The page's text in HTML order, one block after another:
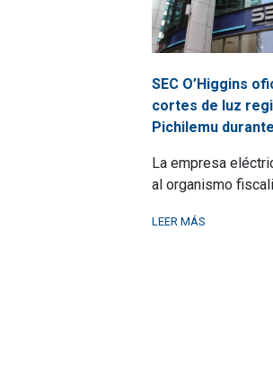
SEC O’Higgins
cortes de luz
Pichilemu
La empresa
al organismo
LEER MÁS